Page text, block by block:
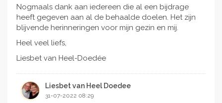
Ik heb in mijn leven tijdens mijn wandelingen heel veel
foto's gemaakt. Als herinnering wil ik foto's met
persoonlijke tekst gaan maken voor familie en
meer. Een vriendin kwam met het idee om Roy te
vragen om bij ons thuis te komen koken.
Nogmaals dank aan iedereen die al een bijdrage
heeft gegeven aan al de behaalde doelen. Het zijn
blijvende herinneringen voor mijn gezin en mij.
Heel veel liefs,
Liesbet van Heel-Doedée
Liesbet van Heel Doedee
31-07-2022 08:29